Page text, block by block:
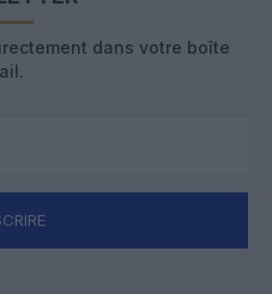
dans votre boîte